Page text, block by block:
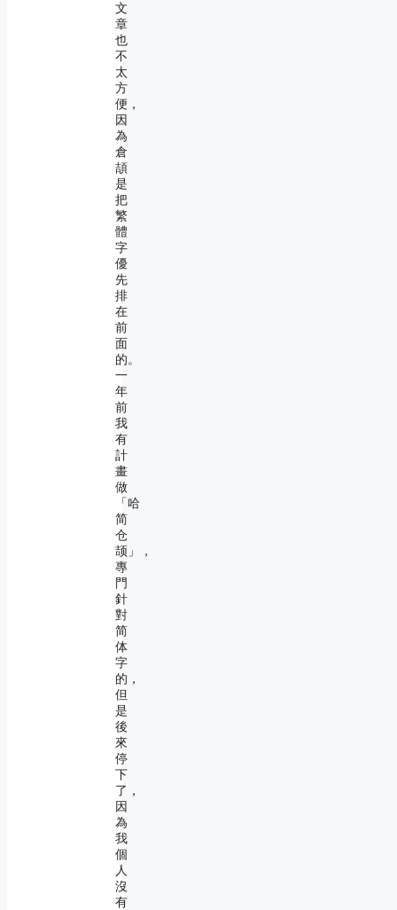
文
章
也
不
太
方
便，
因
為
倉
頡
是
把
繁
體
字
優
先
排
在
前
面
的。
一
年
前
我
有
計
畫
做
「哈
简
仓
颉」，
專
門
針
對
简
体
字
的，
但
是
後
來
停
下
了，
因
為
我
個
人
沒
有